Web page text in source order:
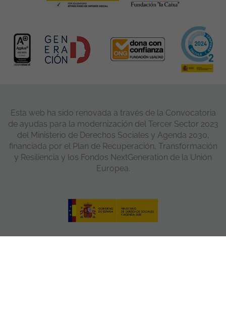
Esta web ha sido renovada a través de la Convocatoria
de ayudas para la modernización del Tercer Sector 2023
del Ministerio de Derechos Sociales y Agenda 2030,
financiada por el Plan de Recuperación, Transformación
y Resiliencia y los Fondos NextGeneration de la Unión
Europea.